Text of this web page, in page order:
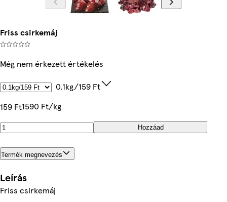
Friss csirkemáj
Még nem érkezett értékelés
0.1kg/159 Ft
159 Ft1590 Ft/kg
Hozzáad
Termék megnevezés
Leírás
Friss csirkemáj